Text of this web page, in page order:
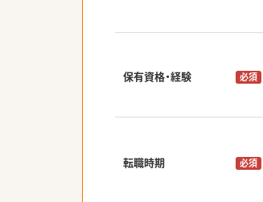
保有資格・経験 必須
転職時期 必須